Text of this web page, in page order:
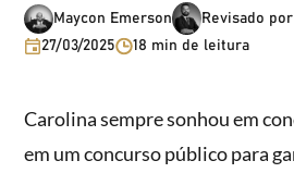
Maycon Emerson
Revisado
27/03/2025
18 min de leitura
Carolina sempre sonhou em
em um concurso público para